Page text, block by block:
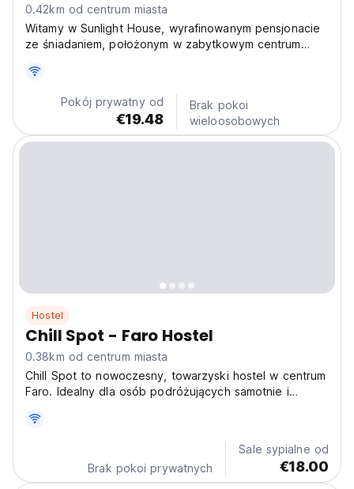
0.42km od centrum miasta
Witamy w Sunlight House, wyrafinowanym pensjonacie
ze śniadaniem, położonym w zabytkowym centrum
Pokój prywatny od
€19.48
Brak pokoi
wieloosobowych
Hostel
Chill Spot - Faro Hostel
0.38km od centrum miasta
Chill Spot to nowoczesny, towarzyski hostel w centrum
Faro. Idealny dla osób podróżujących samotnie i
w Portugalii. (Auto-translated from original language)
Brak pokoi prywatnych
Sale sypialne od
€18.00